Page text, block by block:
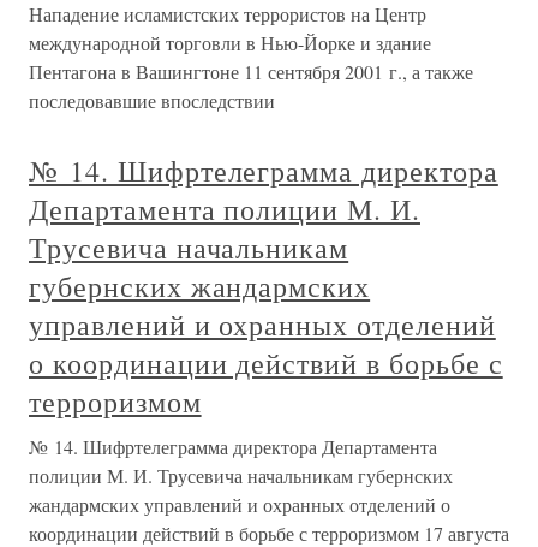
Нападение исламистских террористов на Центр
международной торговли в Нью-Йорке и здание
Пентагона в Вашингтоне 11 сентября 2001 г., а также
последовавшие впоследствии
№ 14. Шифртелеграмма директора
Департамента полиции М. И.
Трусевича начальникам
губернских жандармских
управлений и охранных отделений
о координации действий в борьбе с
терроризмом
№ 14. Шифртелеграмма директора Департамента
полиции М. И. Трусевича начальникам губернских
жандармских управлений и охранных отделений о
координации действий в борьбе с терроризмом 17 августа